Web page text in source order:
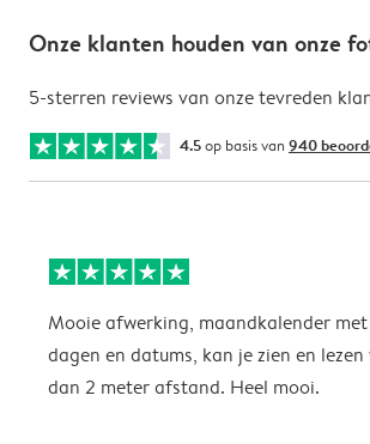
Onze klanten houden van onze
5-sterren reviews van onze tevreden
4.5op basis van 940
Mooie afwerking, maandkalender
dagen en datums, kan je zien en
dan 2 meter afstand. Heel mooi.